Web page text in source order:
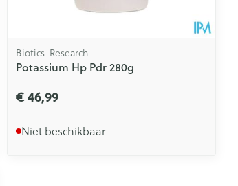
Biotics-Research
Potassium Hp Pdr 280g
€ 46,99
Niet beschikbaar